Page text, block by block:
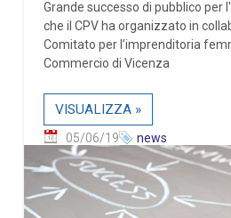
Grande successo di pubblico per
che il CPV ha organizzato in
Comitato per l’imprenditoria
Commercio di Vicenza
VISUALIZZA »
05/06/19 news